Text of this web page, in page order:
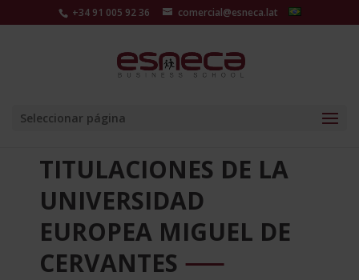
+34 91 005 92 36 comercial@esneca.lat
Seleccionar página
TITULACIONES DE LA
UNIVERSIDAD
EUROPEA MIGUEL DE
CERVANTES